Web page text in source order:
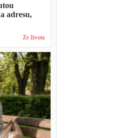
adresu,
Ze života